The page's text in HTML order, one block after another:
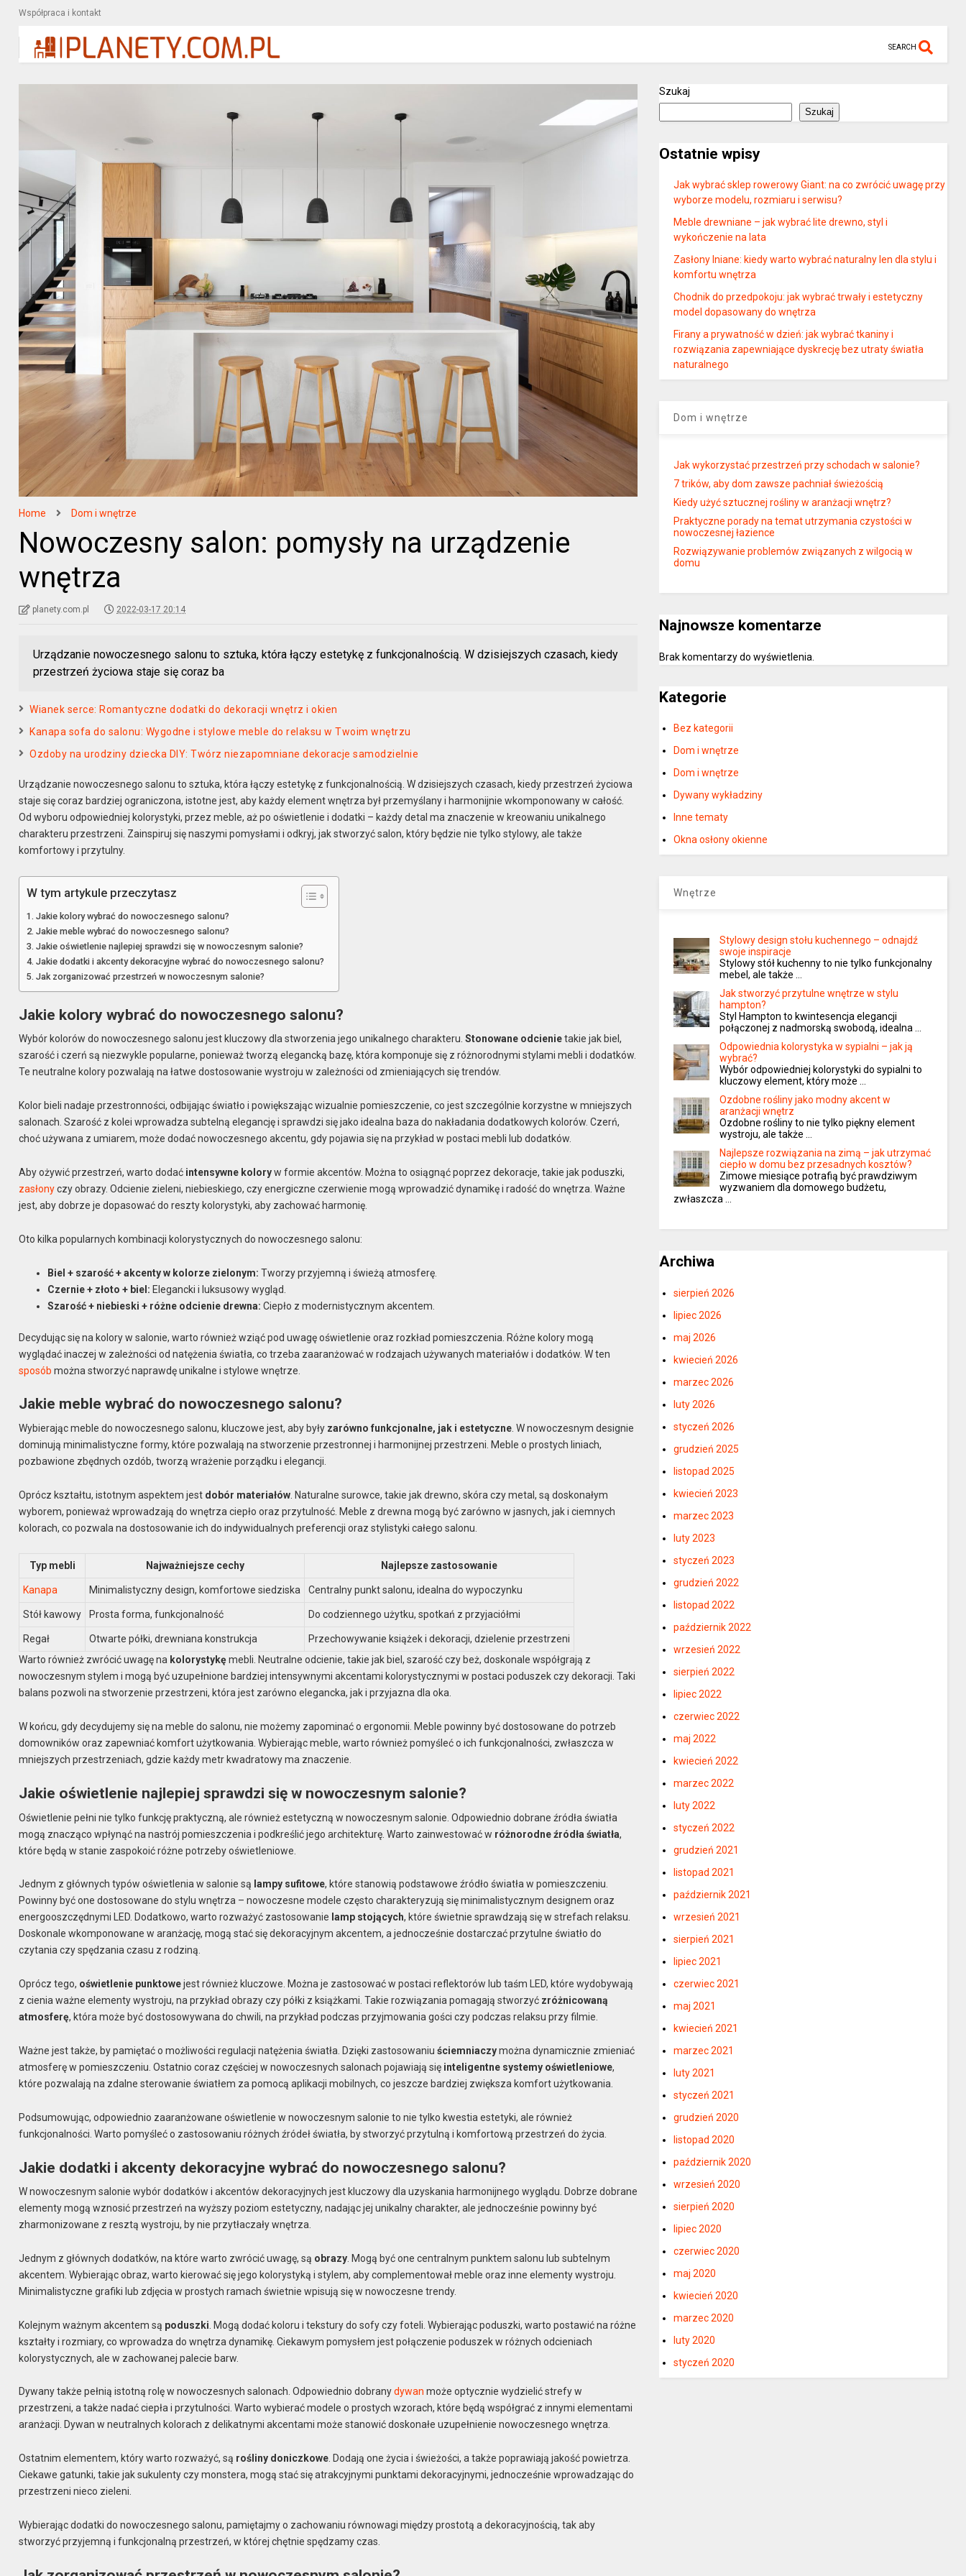
Współpraca i kontakt
SEARCH
Home Dom i wnętrze
Nowoczesny salon: pomysły na urządzenie
wnętrza
planety.com.pl 2022-03-17 20:14
Urządzanie nowoczesnego salonu to sztuka, która łączy estetykę z funkcjonalnością. W dzisiejszych czasach, kiedy
przestrzeń życiowa staje się coraz ba
Wianek serce: Romantyczne dodatki do dekoracji wnętrz i okien
Kanapa sofa do salonu: Wygodne i stylowe meble do relaksu w Twoim wnętrzu
Ozdoby na urodziny dziecka DIY: Twórz niezapomniane dekoracje samodzielnie
Urządzanie nowoczesnego salonu to sztuka, która łączy estetykę z funkcjonalnością. W dzisiejszych czasach, kiedy przestrzeń życiowa
staje się coraz bardziej ograniczona, istotne jest, aby każdy element wnętrza był przemyślany i harmonijnie wkomponowany w całość.
Od wyboru odpowiedniej kolorystyki, przez meble, aż po oświetlenie i dodatki – każdy detal ma znaczenie w kreowaniu unikalnego
charakteru przestrzeni. Zainspiruj się naszymi pomysłami i odkryj, jak stworzyć salon, który będzie nie tylko stylowy, ale także
komfortowy i przytulny.
W tym artykule przeczytasz
Jakie kolory wybrać do nowoczesnego salonu?
Jakie meble wybrać do nowoczesnego salonu?
Jakie oświetlenie najlepiej sprawdzi się w nowoczesnym salonie?
Jakie dodatki i akcenty dekoracyjne wybrać do nowoczesnego salonu?
Jak zorganizować przestrzeń w nowoczesnym salonie?
Jakie kolory wybrać do nowoczesnego salonu?
Wybór kolorów do nowoczesnego salonu jest kluczowy dla stworzenia jego unikalnego charakteru.Stonowane odcienietakie jak biel,
szarość i czerń są niezwykle popularne, ponieważ tworzą elegancką bazę, która komponuje się z różnorodnymi stylami mebli i dodatków.
Te neutralne kolory pozwalają na łatwe dostosowanie wystroju w zależności od zmieniających się trendów.
Kolor bieli nadaje przestronności, odbijając światło i powiększając wizualnie pomieszczenie, co jest szczególnie korzystne w mniejszych
salonach. Szarość z kolei wprowadza subtelną elegancję i sprawdzi się jako idealna baza do nakładania dodatkowych kolorów. Czerń,
choć używana z umiarem, może dodać nowoczesnego akcentu, gdy pojawia się na przykład w postaci mebli lub dodatków.
Aby ożywić przestrzeń, warto dodać intensywne koloryw formie akcentów. Można to osiągnąć poprzez dekoracje, takie jak poduszki,
zasłonyczy obrazy. Odcienie zieleni, niebieskiego, czy energiczne czerwienie mogą wprowadzić dynamikę i radość do wnętrza. Ważne
jest, aby dobrze je dopasować do reszty kolorystyki, aby zachować harmonię.
Oto kilka popularnych kombinacji kolorystycznych do nowoczesnego salonu:
Biel + szarość + akcenty w kolorze zielonym: Tworzy przyjemną i świeżą atmosferę.
Czernie + złoto + biel: Elegancki i luksusowy wygląd.
Szarość + niebieski + różne odcienie drewna: Ciepło z modernistycznym akcentem.
Decydując się na kolory w salonie, warto również wziąć pod uwagę oświetlenie oraz rozkład pomieszczenia. Różne kolory mogą
wyglądać inaczej w zależności od natężenia światła, co trzeba zaaranżować w rodzajach używanych materiałów i dodatków. W ten
sposób można stworzyć naprawdę unikalne i stylowe wnętrze.
Jakie meble wybrać do nowoczesnego salonu?
Wybierając meble do nowoczesnego salonu, kluczowe jest, aby były zarówno funkcjonalne, jak i estetyczne . W nowoczesnym designie
dominują minimalistyczne formy, które pozwalają na stworzenie przestronnej i harmonijnej przestrzeni. Meble o prostych liniach,
pozbawione zbędnych ozdób, tworzą wrażenie porządku i elegancji.
Oprócz kształtu, istotnym aspektem jest dobór materiałów . Naturalne surowce, takie jak drewno, skóra czy metal, są doskonałym
wyborem, ponieważ wprowadzają do wnętrza ciepło oraz przytulność. Meble z drewna mogą być zarówno w jasnych, jak i ciemnych
kolorach, co pozwala na dostosowanie ich do indywidualnych preferencji oraz stylistyki całego salonu.
Typ mebli Najważniejsze cechy Najlepsze zastosowanie
Kanapa Minimalistyczny design, komfortowe siedziska Centralny punkt salonu, idealna do wypoczynku
Stół kawowy Prosta forma, funkcjonalność Do codziennego użytku, spotkań z przyjaciółmi
Regał Otwarte półki, drewniana konstrukcja
Przechowywanie książek i dekoracji, dzielenie przestrzeni
Warto również zwrócić uwagę na kolorystykęmebli. Neutralne odcienie, takie jak biel, szarość czy beż, doskonale współgrają z
nowoczesnym stylem i mogą być uzupełnione bardziej intensywnymi akcentami kolorystycznymi w postaci poduszek czy dekoracji. Taki
balans pozwoli na stworzenie przestrzeni, która jest zarówno elegancka, jak i przyjazna dla oka.
W końcu, gdy decydujemy się na meble do salonu, nie możemy zapominać o ergonomii. Meble powinny być dostosowane do potrzeb
domowników oraz zapewniać komfort użytkowania. Wybierając meble, warto również pomyśleć o ich funkcjonalności, zwłaszcza w
mniejszych przestrzeniach, gdzie każdy metr kwadratowy ma znaczenie.
Jakie oświetlenie najlepiej sprawdzi się w nowoczesnym salonie?
Oświetlenie pełni nie tylko funkcję praktyczną, ale również estetyczną w nowoczesnym salonie. Odpowiednio dobrane źródła światła
mogą znacząco wpłynąć na nastrój pomieszczenia i podkreślić jego architekturę. Warto zainwestować w różnorodne źródła światła,
które będą w stanie zaspokoić różne potrzeby oświetleniowe.
Jednym z głównych typów oświetlenia w salonie są lampy sufitowe, które stanowią podstawowe źródło światła w pomieszczeniu.
Powinny być one dostosowane do stylu wnętrza – nowoczesne modele często charakteryzują się minimalistycznym designem oraz
energooszczędnymi LED. Dodatkowo, warto rozważyć zastosowanie lamp stojących, które świetnie sprawdzają się w strefach relaksu.
Doskonale wkomponowane w aranżację, mogą stać się dekoracyjnym akcentem, a jednocześnie dostarczać przytulne światło do
czytania czy spędzania czasu z rodziną.
Oprócz tego, oświetlenie punktowejest również kluczowe. Można je zastosować w postaci reflektorów lub taśm LED, które wydobywają
z cienia ważne elementy wystroju, na przykład obrazy czy półki z książkami. Takie rozwiązania pomagają stworzyć zróżnicowaną
atmosferę, która może być dostosowywana do chwili, na przykład podczas przyjmowania gości czy podczas relaksu przy filmie.
Ważne jest także, by pamiętać o możliwości regulacji natężenia światła. Dzięki zastosowaniuściemniaczymożna dynamicznie zmieniać
atmosferę w pomieszczeniu. Ostatnio coraz częściej w nowoczesnych salonach pojawiają się inteligentne systemy oświetleniowe,
które pozwalają na zdalne sterowanie światłem za pomocą aplikacji mobilnych, co jeszcze bardziej zwiększa komfort użytkowania.
Podsumowując, odpowiednio zaaranżowane oświetlenie w nowoczesnym salonie to nie tylko kwestia estetyki, ale również
funkcjonalności. Warto pomyśleć o zastosowaniu różnych źródeł światła, by stworzyć przytulną i komfortową przestrzeń do życia.
Jakie dodatki i akcenty dekoracyjne wybrać do nowoczesnego salonu?
W nowoczesnym salonie wybór dodatków i akcentów dekoracyjnych jest kluczowy dla uzyskania harmonijnego wyglądu. Dobrze dobrane
elementy mogą wznosić przestrzeń na wyższy poziom estetyczny, nadając jej unikalny charakter, ale jednocześnie powinny być
zharmonizowane z resztą wystroju, by nie przytłaczały wnętrza.
Jednym z głównych dodatków, na które warto zwrócić uwagę, są obrazy . Mogą być one centralnym punktem salonu lub subtelnym
akcentem. Wybierając obraz, warto kierować się jego kolorystyką i stylem, aby complementował meble oraz inne elementy wystroju.
Minimalistyczne grafiki lub zdjęcia w prostych ramach świetnie wpisują się w nowoczesne trendy.
Kolejnym ważnym akcentem są poduszki . Mogą dodać koloru i tekstury do sofy czy foteli. Wybierając poduszki, warto postawić na różne
kształty i rozmiary, co wprowadza do wnętrza dynamikę. Ciekawym pomysłem jest połączenie poduszek w różnych odcieniach
kolorystycznych, ale w zachowanej palecie barw.
Dywany także pełnią istotną rolę w nowoczesnych salonach. Odpowiednio dobranydywan może optycznie wydzielić strefy w
przestrzeni, a także nadać ciepła i przytulności. Warto wybierać modele o prostych wzorach, które będą współgrać z innymi elementami
aranżacji. Dywan w neutralnych kolorach z delikatnymi akcentami może stanowić doskonałe uzupełnienie nowoczesnego wnętrza.
Ostatnim elementem, który warto rozważyć, są rośliny doniczkowe. Dodają one życia i świeżości, a także poprawiają jakość powietrza.
Ciekawe gatunki, takie jak sukulenty czy monstera, mogą stać się atrakcyjnymi punktami dekoracyjnymi, jednocześnie wprowadzając do
przestrzeni nieco zieleni.
Wybierając dodatki do nowoczesnego salonu, pamiętajmy o zachowaniu równowagi między prostotą a dekoracyjnością, tak aby
stworzyć przyjemną i funkcjonalną przestrzeń, w której chętnie spędzamy czas.
Szukaj
Szukaj
Ostatnie wpisy
Jak wybrać sklep rowerowy Giant: na co zwrócić uwagę przy
wyborze modelu, rozmiaru i serwisu?
Meble drewniane – jak wybrać lite drewno, styl i
wykończenie na lata
Zasłony lniane: kiedy warto wybrać naturalny len dla stylu i
komfortu wnętrza
Chodnik do przedpokoju: jak wybrać trwały i estetyczny
model dopasowany do wnętrza
Firany a prywatność w dzień: jak wybrać tkaniny i
rozwiązania zapewniające dyskrecję bez utraty światła
naturalnego
Dom i wnętrze
Jak wykorzystać przestrzeń przy schodach w salonie?
7 trików, aby dom zawsze pachniał świeżością
Kiedy użyć sztucznej rośliny w aranżacji wnętrz?
Praktyczne porady na temat utrzymania czystości w
nowoczesnej łazience
Rozwiązywanie problemów związanych z wilgocią w
domu
Najnowsze komentarze
Brak komentarzy do wyświetlenia.
Kategorie
Bez kategorii
Dom i wnętrze
Dom i wnętrze
Dywany wykładziny
Inne tematy
Okna osłony okienne
Wnętrze
Stylowy design stołu kuchennego – odnajdź
swoje inspiracje
Stylowy stół kuchenny to nie tylko funkcjonalny
mebel, ale także …
Jak stworzyć przytulne wnętrze w stylu
hampton?
Styl Hampton to kwintesencja elegancji
połączonej z nadmorską swobodą, idealna …
Odpowiednia kolorystyka w sypialni – jak ją
wybrać?
Wybór odpowiedniej kolorystyki do sypialni to
kluczowy element, który może …
Ozdobne rośliny jako modny akcent w
aranżacji wnętrz
Ozdobne rośliny to nie tylko piękny element
wystroju, ale także …
Najlepsze rozwiązania na zimą – jak utrzymać
ciepło w domu bez przesadnych kosztów?
Zimowe miesiące potrafią być prawdziwym
wyzwaniem dla domowego budżetu,
zwłaszcza …
Archiwa
sierpień 2026
lipiec 2026
maj 2026
kwiecień 2026
marzec 2026
luty 2026
styczeń 2026
grudzień 2025
listopad 2025
kwiecień 2023
marzec 2023
luty 2023
styczeń 2023
grudzień 2022
listopad 2022
październik 2022
wrzesień 2022
sierpień 2022
lipiec 2022
czerwiec 2022
maj 2022
kwiecień 2022
marzec 2022
luty 2022
styczeń 2022
grudzień 2021
listopad 2021
październik 2021
wrzesień 2021
sierpień 2021
lipiec 2021
czerwiec 2021
maj 2021
kwiecień 2021
marzec 2021
luty 2021
styczeń 2021
grudzień 2020
listopad 2020
październik 2020
wrzesień 2020
sierpień 2020
lipiec 2020
czerwiec 2020
maj 2020
kwiecień 2020
marzec 2020
luty 2020
styczeń 2020